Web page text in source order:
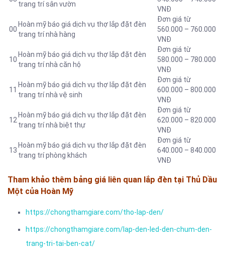
trang trí sân vườn
VNĐ
00
Hoàn mỹ báo giá dịch vụ thợ lắp đặt đèn
trang trí nhà hàng
Đơn giá từ
560.000 – 760.000
VNĐ
10
Hoàn mỹ báo giá dịch vụ thợ lắp đặt đèn
trang trí nhà căn hộ
Đơn giá từ
580.000 – 780.000
VNĐ
11
Hoàn mỹ báo giá dịch vụ thợ lắp đặt đèn
trang trí nhà vệ sinh
Đơn giá từ
600.000 – 800.000
VNĐ
12
Hoàn mỹ báo giá dịch vụ thợ lắp đặt đèn
trang trí nhà biệt thự
Đơn giá từ
620.000 – 820.000
VNĐ
13
Hoàn mỹ báo giá dịch vụ thợ lắp đặt đèn
trang trí phòng khách
Đơn giá từ
640.000 – 840.000
VNĐ
Tham khảo thêm bảng giá liên quan lắp đèn tại Thủ Dầu
Một của Hoàn Mỹ
https://chongthamgiare.com/tho-lap-den/
https://chongthamgiare.com/lap-den-led-den-chum-den-
trang-tri-tai-ben-cat/